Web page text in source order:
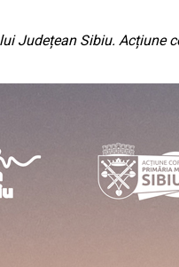
Județean Sibiu.